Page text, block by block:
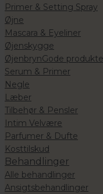
Primer & Setting Spray
Øjne
Mascara & Eyeliner
Øjenskygge
ØjenbrynGode
Serum & Primer
Negle
Læber
Tilbehør & Pensler
Intim Velvære
Parfumer & Dufte
Kosttilskud
Behandlinger
Alle behandlinger
Ansigtsbehandlinger